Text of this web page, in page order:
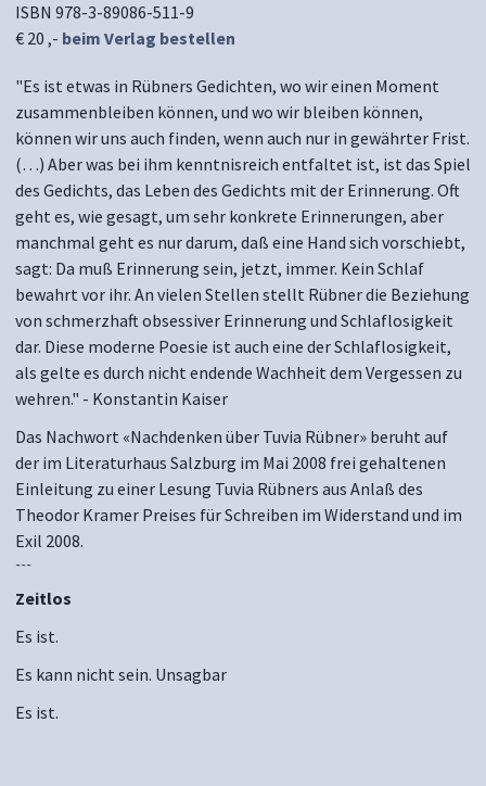
ISBN 978-3-89086-511-9
€ 20 ,- beim Verlag bestellen
"Es ist etwas in Rübners Gedichten, wo wir einen Moment
zusammenbleiben können, und wo wir bleiben können,
können wir uns auch finden, wenn auch nur in gewährter Frist.
(…) Aber was bei ihm kenntnisreich entfaltet ist, ist das Spiel
des Gedichts, das Leben des Gedichts mit der Erinnerung. Oft
geht es, wie gesagt, um sehr konkrete Erinnerungen, aber
manchmal geht es nur darum, daß eine Hand sich vorschiebt,
sagt: Da muß Erinnerung sein, jetzt, immer. Kein Schlaf
bewahrt vor ihr. An vielen Stellen stellt Rübner die Beziehung
von schmerzhaft obsessiver Erinnerung und Schlaflosigkeit
dar. Diese moderne Poesie ist auch eine der Schlaflosigkeit,
als gelte es durch nicht endende Wachheit dem Vergessen zu
wehren." - Konstantin Kaiser
Das Nachwort «Nachdenken über Tuvia Rübner» beruht auf
der im Literaturhaus Salzburg im Mai 2008 frei gehaltenen
Einleitung zu einer Lesung Tuvia Rübners aus Anlaß des
Theodor Kramer Preises für Schreiben im Widerstand und im
Exil 2008.
~~~
Zeitlos
Es ist.
Es kann nicht sein. Unsagbar
Es ist.